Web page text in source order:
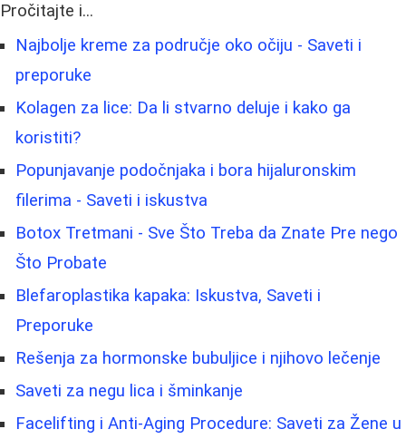
Pročitajte i...
Najbolje kreme za područje oko očiju - Saveti i
preporuke
Kolagen za lice: Da li stvarno deluje i kako ga
koristiti?
Popunjavanje podočnjaka i bora hijaluronskim
filerima - Saveti i iskustva
Botox Tretmani - Sve Što Treba da Znate Pre nego
Što Probate
Blefaroplastika kapaka: Iskustva, Saveti i
Preporuke
Rešenja za hormonske bubuljice i njihovo lečenje
Saveti za negu lica i šminkanje
Facelifting i Anti-Aging Procedure: Saveti za Žene u